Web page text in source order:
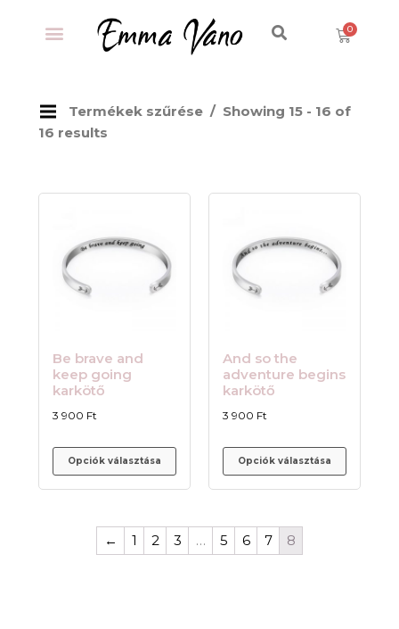
Termékek szűrése
Showing 15 - 16 of
16 results
Be brave and
keep going
karkötő
3 900 Ft
Opciók választása
And so the
adventure begins
karkötő
3 900 Ft
Opciók választása
← 1 2 3 … 5 6 7 8